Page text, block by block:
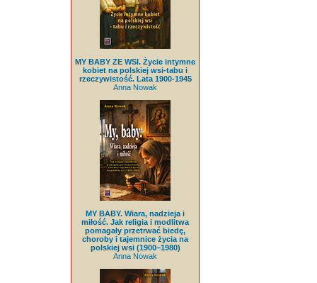
MY BABY ZE WSI. Życie intymne
kobiet na polskiej wsi-tabu i
rzeczywistość. Lata 1900-1945
Anna Nowak
MY BABY. Wiara, nadzieja i
miłość. Jak religia i modlitwa
pomagały przetrwać biedę,
choroby i tajemnice życia na
polskiej wsi (1900–1980)
Anna Nowak